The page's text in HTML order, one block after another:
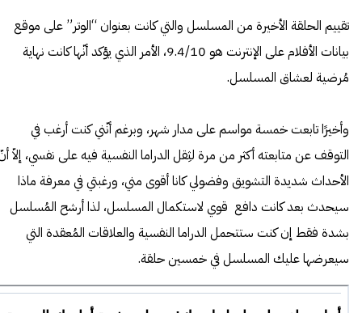
تقييم الحلقة الأخيرة من المسلسل والتي كانت بعنوان “الوتر” على موقع
بيانات الأفلام على الإنترنت هو 9.4/10، الأمر الذي يؤكد أنّها كانت نهاية
مُرضية لعشاق المسلسل.
وأخيرًا تابعت خمسة مواسم على مدار شهر، وبرغم أنّني كنت أرغب في
التوقف عن متابعته أكثر من مرة لثِقل الدراما النفسية فيه على نفسي، إلاّ
الأحداث شديدة التشويق وفضولي كانا أقوى مني، ورغبتي في معرفة ماذا
سيحدث بعد كانت دافع قوي لاستكمال المسلسل، لذا أرشح المُسلسل
بشدة فقط إن كنت ستتحمل الدراما النفسية والعلاقات المُعقدة التي
سيعرضها عليك المسلسل في خمسين حلقة.